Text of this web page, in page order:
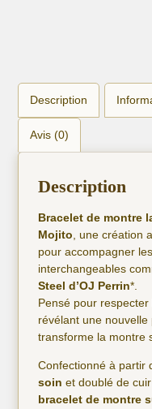
Description
Avis (0)
Description
Bracelet de montre
Mojito , une création
pour accompagner
interchangeables
Steel d’OJ Perrin*.
Pensé pour respecter
révélant une
transforme la montre
Confectionné à partir
soin et doublé de
bracelet de montre